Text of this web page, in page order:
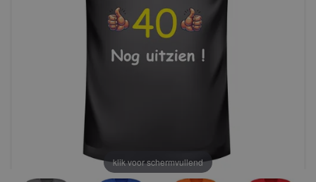
klik voor schermvullend